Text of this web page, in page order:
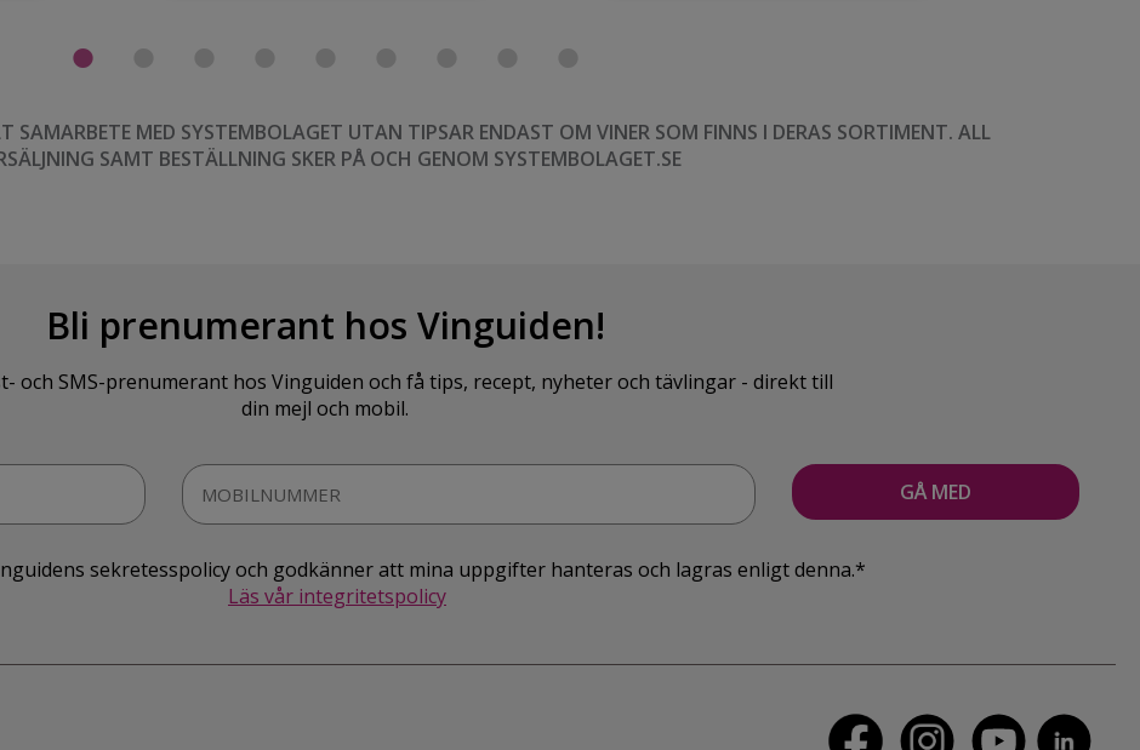
SAMARBETE MED SYSTEMBOLAGET UTAN TIPSAR ENDAST OM VINER SOM FINNS I DERAS SORTIMENT. ALL
SAMT BESTÄLLNING SKER PÅ OCH GENOM SYSTEMBOLAGET.SE
Bli prenumerant hos Vinguiden!
och SMS-prenumerant hos Vinguiden och få tips, recept, nyheter och tävlingar - direkt till
din mejl och mobil.
sekretesspolicy och godkänner att mina uppgifter hanteras och lagras enligt denna.*
Läs vår integritetspolicy